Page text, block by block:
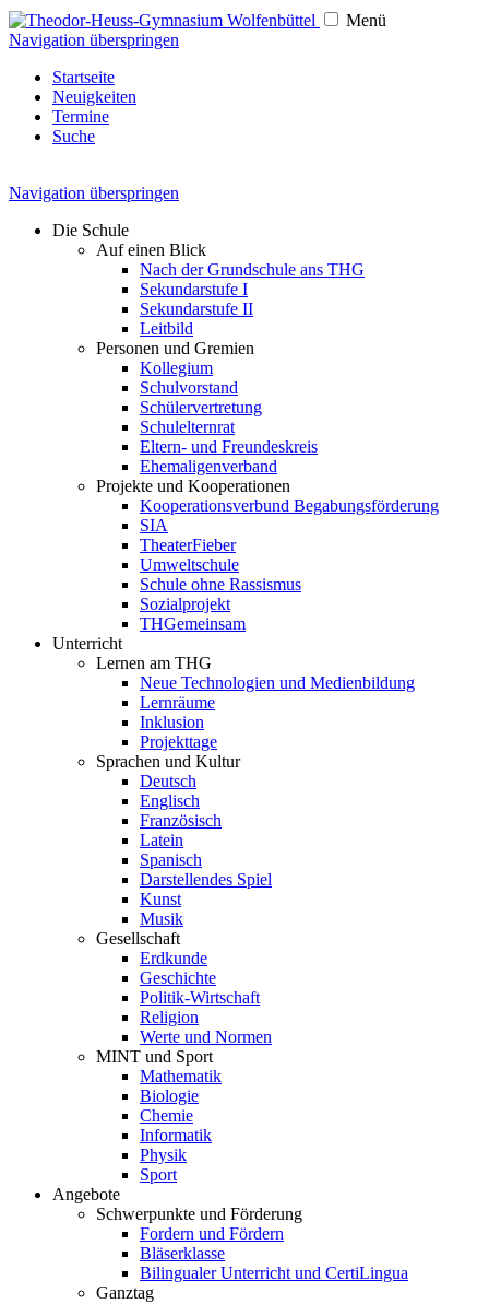
Menü
Navigation überspringen
Startseite
Neuigkeiten
Termine
Suche
Navigation überspringen
Die Schule
Auf einen Blick
Nach der Grundschule ans THG
Sekundarstufe I
Sekundarstufe II
Leitbild
Personen und Gremien
Kollegium
Schulvorstand
Schülervertretung
Schulelternrat
Eltern- und Freundeskreis
Ehemaligenverband
Projekte und Kooperationen
Kooperationsverbund Begabungsförderung
SIA
TheaterFieber
Umweltschule
Schule ohne Rassismus
Sozialprojekt
THGemeinsam
Unterricht
Lernen am THG
Neue Technologien und Medienbildung
Lernräume
Inklusion
Projekttage
Sprachen und Kultur
Deutsch
Englisch
Französisch
Latein
Spanisch
Darstellendes Spiel
Kunst
Musik
Gesellschaft
Erdkunde
Geschichte
Politik-Wirtschaft
Religion
Werte und Normen
MINT und Sport
Mathematik
Biologie
Chemie
Informatik
Physik
Sport
Angebote
Schwerpunkte und Förderung
Fordern und Fördern
Bläserklasse
Bilingualer Unterricht und CertiLingua
Ganztag